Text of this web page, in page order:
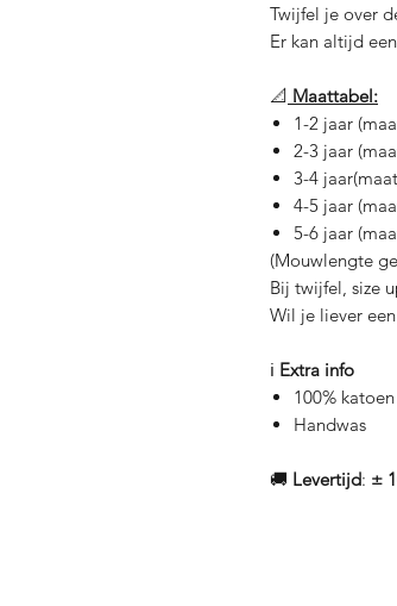
Twijfel je over
Er kan altijd
📐 Maattabel:
1-2 jaar
2-3 jaar
3-4
4-5 jaar
5-6 jaar
(Mouwlengte
Bij twijfel, size
Wil je liever
ℹ️ Extra info
100% katoen
Handwas
🚚 Levertijd: ±